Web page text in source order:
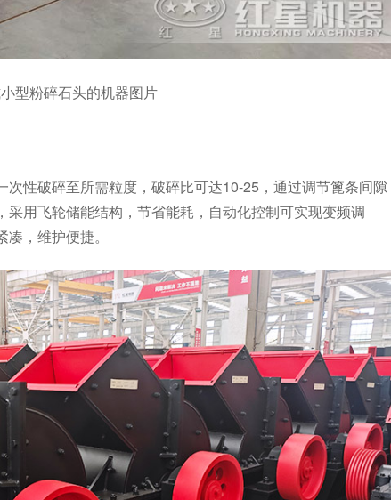
型粉碎石头的机器图片
性破碎至所需粒度，破碎比可达10-25，通过调节篦条间隙
用飞轮储能结构，节省能耗，自动化控制可实现变频调
，维护便捷。